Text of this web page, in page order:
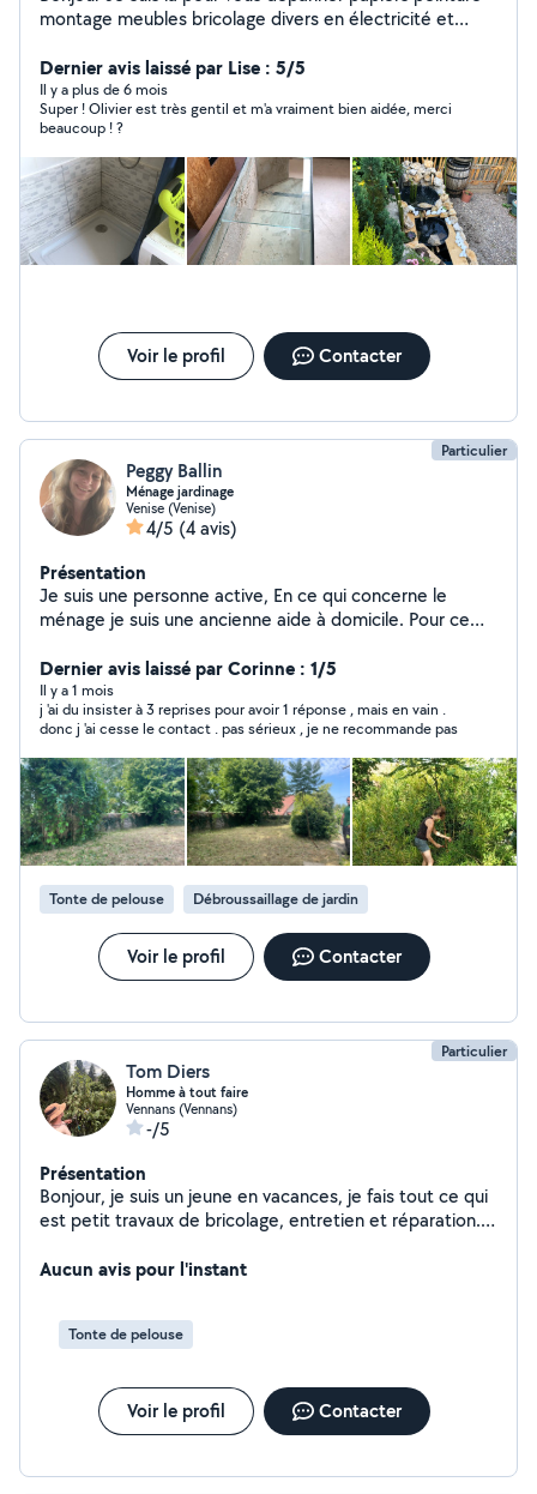
montage meubles bricolage divers en électricité et
entretien vélo , mobylette ex
Dernier avis laissé par Lise : 5/5
Il y a plus de 6 mois
Super ! Olivier est très gentil et m'a vraiment bien aidée, merci
beaucoup ! ?
Voir le profil Contacter
Particulier
Peggy Ballin
Ménage jardinage
Venise (Venise)
4/5 (4 avis)
Présentation
Je suis une personne active, En ce qui concerne le
ménage je suis une ancienne aide à domicile. Pour ce
nous sommes rapides et efficaces . Au plaisir de
travailler pour vous Paiement par Cesu accepté
Dernier avis laissé par Corinne : 1/5
Il y a 1 mois
j 'ai du insister à 3 reprises pour avoir 1 réponse , mais en vain .
donc j 'ai cesse le contact . pas sérieux , je ne recommande pas
Tonte de pelouse Débroussaillage de jardin
Voir le profil Contacter
Particulier
Tom Diers
Homme à tout faire
Vennans (Vennans)
-/5
Présentation
Bonjour, je suis un jeune en vacances, je fais tout ce qui
est petit travaux de bricolage, entretien et réparation.
notions dans beaucoup de choses. N'hésitez pas à me
Aucun avis pour l'instant
Tonte de pelouse
Voir le profil Contacter